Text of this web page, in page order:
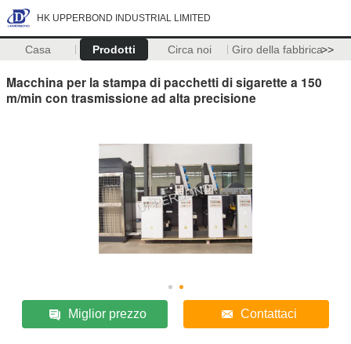
HK UPPERBOND INDUSTRIAL LIMITED
Casa Prodotti Circa noi Giro della fabbrica>>
Macchina per la stampa di pacchetti di sigarette a 150
m/min con trasmissione ad alta precisione
Miglior prezzo Contattaci